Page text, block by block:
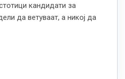
кандидати за
да ветуваат, а никој да